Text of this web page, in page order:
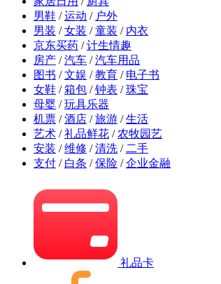
男鞋 / 运动 / 户外
男装 / 女装 / 童装 / 内衣
京东买药 / 计生情趣
房产 / 汽车 / 汽车用品
图书 / 文娱 / 教育 / 电子书
女鞋 / 箱包 / 钟表 / 珠宝
母婴 / 玩具乐器
机票 / 酒店 / 旅游 / 生活
艺术 / 礼品鲜花 / 农牧园艺
安装 / 维修 / 清洗 / 二手
支付 / 白条 / 保险 / 企业金融
礼品卡